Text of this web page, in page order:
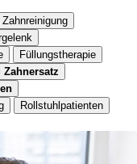
Füllungstherapie
Rollstuhlpatienten